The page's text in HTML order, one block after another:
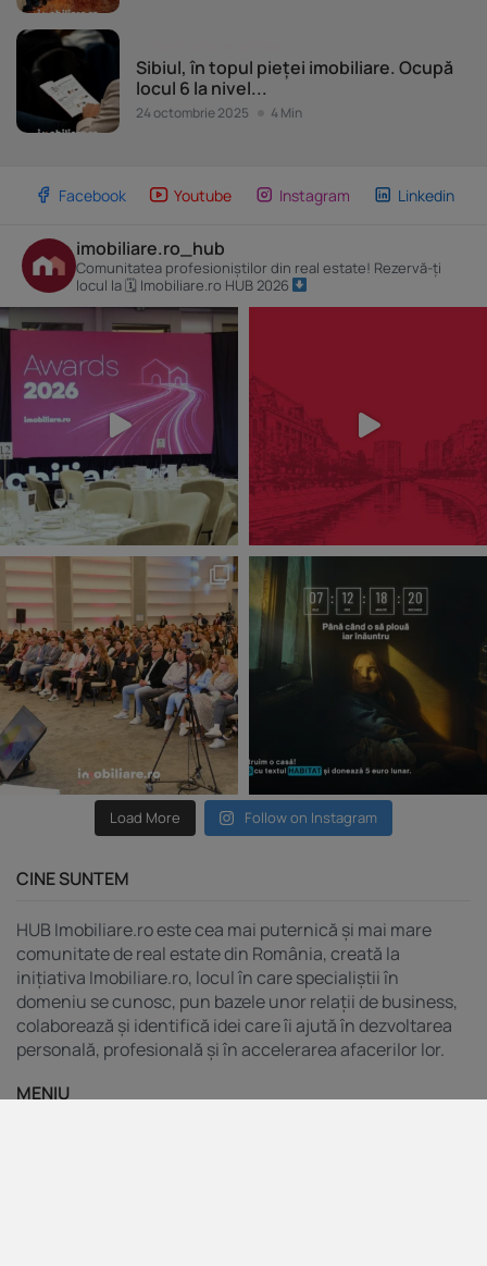
Sibiul, în topul pieței imobiliare. Ocupă
locul 6 la nivel...
24 octombrie 2025 4 Min
Facebook Youtube Instagram Linkedin
imobiliare.ro_hub
Comunitatea profesioniștilor din real estate! Rezervă-ți
locul la 🗓 Imobiliare.ro HUB 2026
Load More Follow on Instagram
CINE SUNTEM
HUB Imobiliare.ro este cea mai puternică și mai mare
comunitate de real estate din România, creată la
inițiativa Imobiliare.ro, locul în care specialiștii în
domeniu se cunosc, pun bazele unor relații de business,
colaborează și identifică idei care îi ajută în dezvoltarea
personală, profesională și în accelerarea afacerilor lor.
MENIU